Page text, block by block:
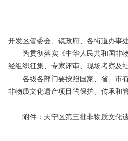
开发区管委会、镇政府、各街道办事
为贯彻落实《中华人民共和国非
经组织征集、专家评审、现场考察及
各级各部门要按照国家、省、市
非物质文化遗产项目的保护、传承和
附件：天宁区第三批非物质文化